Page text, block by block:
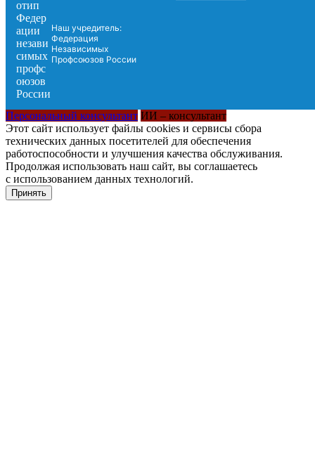
Наш учредитель:
Федерация
Независимых
Профсоюзов России
Персональный консультант ИИ – консультант
Этот сайт использует файлы cookies и сервисы сбора
технических данных посетителей для обеспечения
работоспособности и улучшения качества обслуживания.
Продолжая использовать наш сайт, вы соглашаетесь
с использованием данных технологий.
Принять